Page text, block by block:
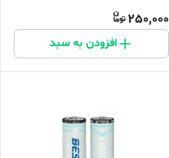
250,000
افزودن به سبد